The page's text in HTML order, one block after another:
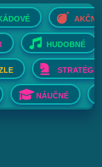
AKČNÉ
HUDOBNÉ
STRATÉGIE
NÁUČNÉ